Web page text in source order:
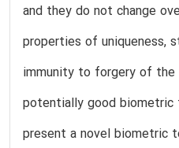
and they do not change
properties of uniqueness,
immunity to forgery of
potentially good
present a novel biometric